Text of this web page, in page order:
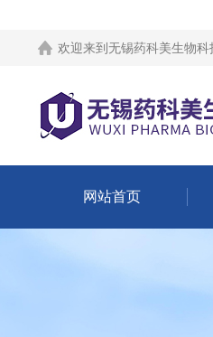
欢迎来到 无锡药科美生物
网站首页